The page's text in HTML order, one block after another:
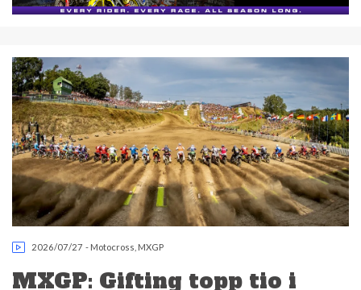
2026/07/27 - Motocross MXGP
MXGP: Gifting topp tio i